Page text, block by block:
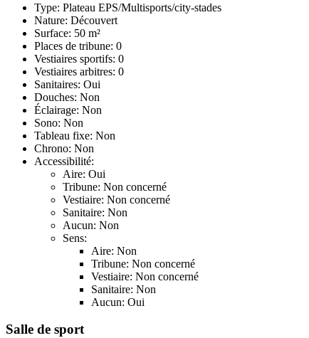
Type: Plateau EPS/Multisports/city-stades
Nature: Découvert
Surface: 50 m²
Places de tribune: 0
Vestiaires sportifs: 0
Vestiaires arbitres: 0
Sanitaires: Oui
Douches: Non
Éclairage: Non
Sono: Non
Tableau fixe: Non
Chrono: Non
Accessibilité:
Aire: Oui
Tribune: Non concerné
Vestiaire: Non concerné
Sanitaire: Non
Aucun: Non
Sens:
Aire: Non
Tribune: Non concerné
Vestiaire: Non concerné
Sanitaire: Non
Aucun: Oui
Salle de sport